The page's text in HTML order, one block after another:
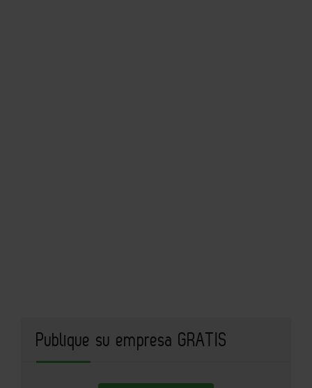
Publique su empresa GRATIS